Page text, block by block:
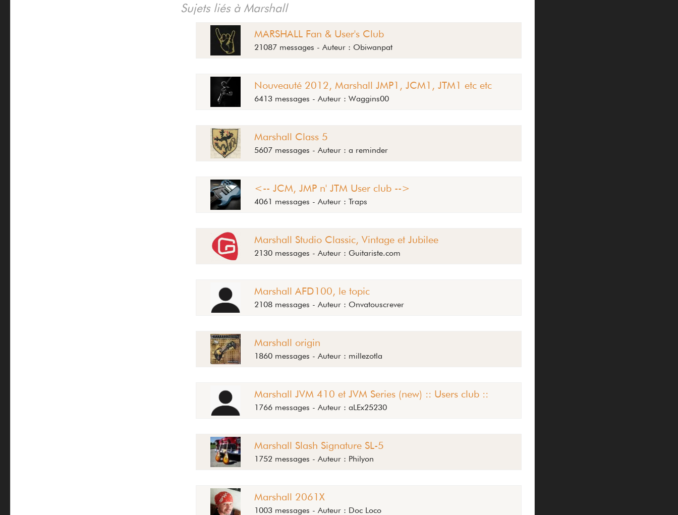
Sujets liés à Marshall
MARSHALL Fan & User's Club
21087 messages - Auteur : Obiwanpat
Nouveauté 2012, Marshall JMP1, JCM1, JTM1 etc etc
6413 messages - Auteur : Waggins00
Marshall Class 5
5607 messages - Auteur : a reminder
<-- JCM, JMP n' JTM User club -->
4061 messages - Auteur : Traps
Marshall Studio Classic, Vintage et Jubilee
2130 messages - Auteur : Guitariste.com
Marshall AFD100, le topic
2108 messages - Auteur : Onvatouscrever
Marshall origin
1860 messages - Auteur : millezotla
Marshall JVM 410 et JVM Series (new) :: Users club ::
1766 messages - Auteur : aLEx25230
Marshall Slash Signature SL-5
1752 messages - Auteur : Philyon
Marshall 2061X
1003 messages - Auteur : Doc Loco